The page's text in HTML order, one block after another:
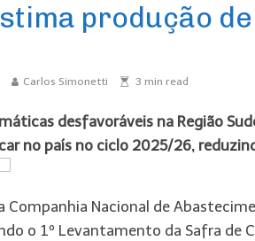
produção
Carlos Simonetti 3 min read
desfavoráveis na Região
no país no ciclo 2025/26,
Companhia Nacional de
o 1º Levantamento da Safra